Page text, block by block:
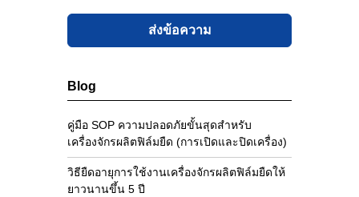
ส่งข้อความ
Blog
คู่มือ SOP ความปลอดภัยขั้นสุดสำหรับ
เครื่องจักรผลิตฟิล์มยืด (การเปิดและปิดเครื่อง)
วิธียืดอายุการใช้งานเครื่องจักรผลิตฟิล์มยืดให้
ยาวนานขึ้น 5 ปี